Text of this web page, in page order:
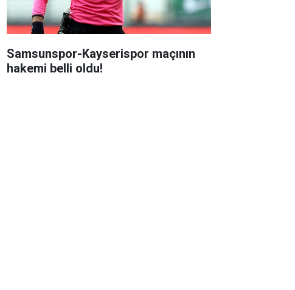
Samsunspor-Kayserispor maçının
hakemi belli oldu!